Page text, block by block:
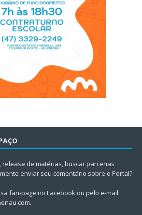
release de matérias, buscar parcerias
enviar seu comentário sobre o Portal?
fan-page no Facebook ou pelo e-mail:
.